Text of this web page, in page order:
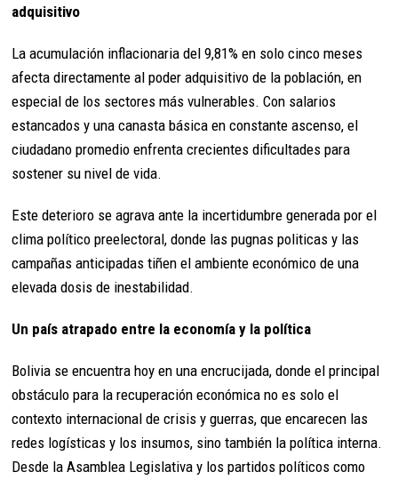
adquisitivo
La acumulación inflacionaria del 9,81% en solo cinco meses
afecta directamente al poder adquisitivo de la población, en
especial de los sectores más vulnerables. Con salarios
estancados y una canasta básica en constante ascenso, el
ciudadano promedio enfrenta crecientes dificultades para
sostener su nivel de vida.
Este deterioro se agrava ante la incertidumbre generada por el
clima político preelectoral, donde las pugnas politicas y las
campañas anticipadas tiñen el ambiente económico de una
elevada dosis de inestabilidad.
Un país atrapado entre la economía y la política
Bolivia se encuentra hoy en una encrucijada, donde el principal
obstáculo para la recuperación económica no es solo el
contexto internacional de crisis y guerras, que encarecen las
redes logísticas y los insumos, sino también la política interna.
Desde la Asamblea Legislativa y los partidos políticos como